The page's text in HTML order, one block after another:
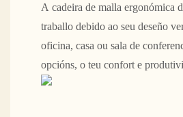
A cadeira de malla ergonómica
traballo debido ao seu deseño
oficina, casa ou sala de
opcións, o teu confort e